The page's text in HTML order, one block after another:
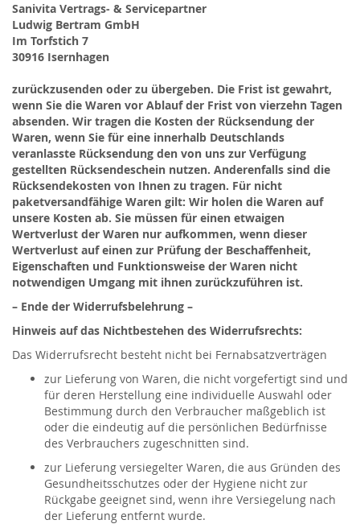
Sanivita Vertrags- & Servicepartner
Ludwig Bertram GmbH
Im Torfstich 7
30916 Isernhagen
zurückzusenden oder zu übergeben. Die Frist ist gewahrt,
wenn Sie die Waren vor Ablauf der Frist von vierzehn Tagen
absenden. Wir tragen die Kosten der Rücksendung der
Waren, wenn Sie für eine innerhalb Deutschlands
veranlasste Rücksendung den von uns zur Verfügung
gestellten Rücksendeschein nutzen. Anderenfalls sind die
Rücksendekosten von Ihnen zu tragen. Für nicht
paketversandfähige Waren gilt: Wir holen die Waren auf
unsere Kosten ab. Sie müssen für einen etwaigen
Wertverlust der Waren nur aufkommen, wenn dieser
Wertverlust auf einen zur Prüfung der Beschaffenheit,
Eigenschaften und Funktionsweise der Waren nicht
notwendigen Umgang mit ihnen zurückzuführen ist.
– Ende der Widerrufsbelehrung –
Hinweis auf das Nichtbestehen des Widerrufsrechts:
Das Widerrufsrecht besteht nicht bei Fernabsatzverträgen
zur Lieferung von Waren, die nicht vorgefertigt sind und
für deren Herstellung eine individuelle Auswahl oder
Bestimmung durch den Verbraucher maßgeblich ist
oder die eindeutig auf die persönlichen Bedürfnisse
des Verbrauchers zugeschnitten sind.
zur Lieferung versiegelter Waren, die aus Gründen des
Gesundheitsschutzes oder der Hygiene nicht zur
Rückgabe geeignet sind, wenn ihre Versiegelung nach
der Lieferung entfernt wurde.